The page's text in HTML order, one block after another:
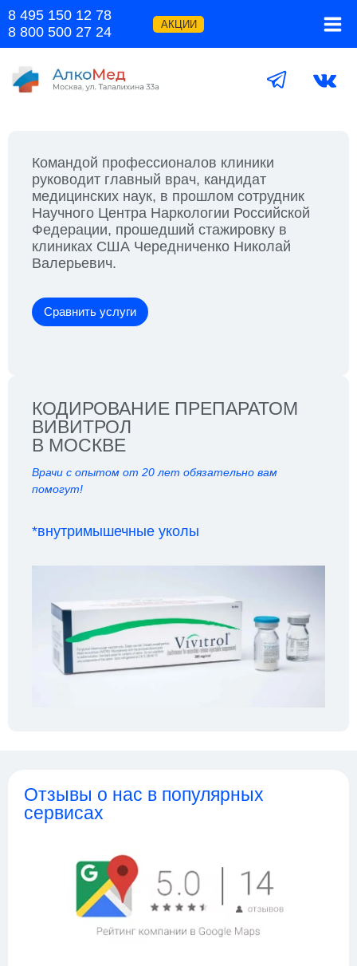
Перейти
содержимому
8 495 150 12 78
8 800 500 27 24
АКЦИИ
Командой профессионалов клиники
руководит главный врач, кандидат
медицинских наук, в прошлом сотрудник
Научного Центра Наркологии Российской
Федерации, прошедший стажировку в
клиниках США Чередниченко Николай
Валерьевич. ​
Сравнить услуги
КОДИРОВАНИЕ ПРЕПАРАТОМ
ВИВИТРОЛ
В МОСКВЕ
Врачи с опытом от 20 лет обязательно вам
помогут!
*внутримышечные уколы
Отзывы о нас в популярных
сервисах